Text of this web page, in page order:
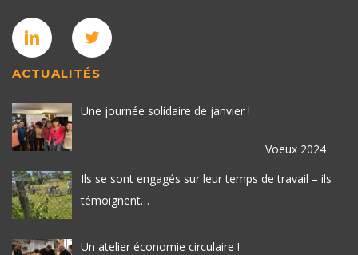
ACTUALITÉS
Une journée solidaire de janvier !
Voeux 2024
Ils se sont engagés sur leur temps de travail – ils
témoignent…
Un atelier économie circulaire !